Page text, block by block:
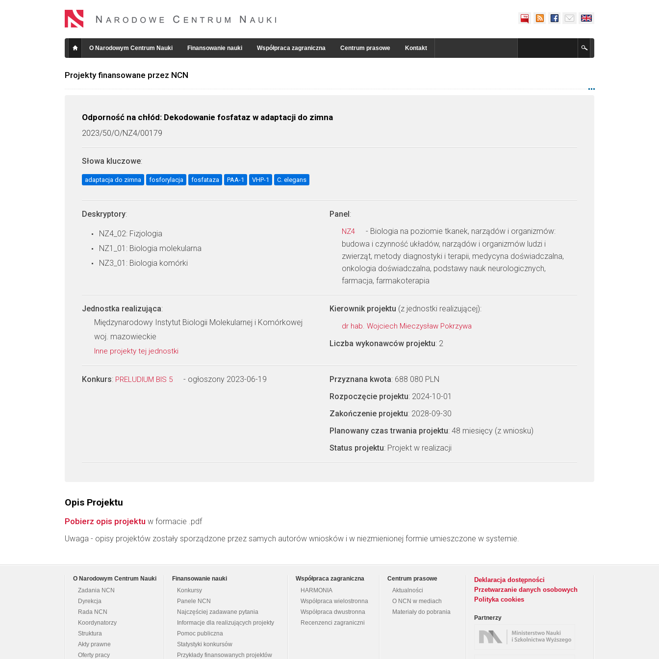
O Narodowym Centrum Nauki Finansowanie nauki Współpraca zagraniczna Centrum prasowe Kontakt
Projekty finansowane przez NCN
Odporność na chłód: Dekodowanie fosfataz w adaptacji do zimna
2023/50/O/NZ4/00179
Słowa kluczowe:
adaptacja do zimna fosforylacja fosfataza PAA-1 VHP-1 C. elegans
Deskryptory:
NZ4_02: Fizjologia
NZ1_01: Biologia molekularna
NZ3_01: Biologia komórki
Panel:
NZ4
- Biologia na poziomie tkanek, narządów i organizmów:
budowa i czynność układów, narządów i organizmów ludzi i
zwierząt, metody diagnostyki i terapii, medycyna doświadczalna,
onkologia doświadczalna, podstawy nauk neurologicznych,
farmacja, farmakoterapia
Jednostka realizująca:
Międzynarodowy Instytut Biologii Molekularnej i Komórkowej
woj. mazowieckie
Inne projekty tej jednostki
Kierownik projektu (z jednostki realizującej):
dr hab. Wojciech Mieczysław Pokrzywa
Liczba wykonawców projektu: 2
Konkurs: PRELUDIUM BIS 5 - ogłoszony 2023-06-19 Przyznana kwota: 688 080 PLN
Rozpoczęcie projektu: 2024-10-01
Zakończenie projektu: 2028-09-30
Planowany czas trwania projektu: 48 miesięcy (z wniosku)
Status projektu: Projekt w realizacji
Opis Projektu
Pobierz opis projektu w formacie .pdf
Uwaga - opisy projektów zostały sporządzone przez samych autorów wniosków i w niezmienionej formie umieszczone w systemie.
O Narodowym Centrum Nauki
Zadania NCN
Dyrekcja
Rada NCN
Koordynatorzy
Struktura
Akty prawne
Oferty pracy
Finansowanie nauki
Konkursy
Panele NCN
Najczęściej zadawane pytania
Informacje dla realizujących projekty
Pomoc publiczna
Statystyki konkursów
Przykłady finansowanych projektów
Współpraca zagraniczna
HARMONIA
Współpraca wielostronna
Współpraca dwustronna
Recenzenci zagraniczni
Centrum prasowe
Aktualności
O NCN w mediach
Materiały do pobrania
Deklaracja dostępności
Przetwarzanie danych osobowych
Polityka cookies
Partnerzy